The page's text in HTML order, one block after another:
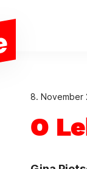
8. November
O